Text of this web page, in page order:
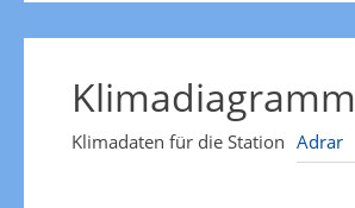
Klimadaten für die Station